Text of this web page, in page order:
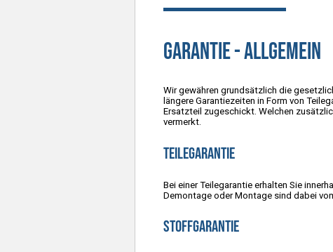
Garantie - allgemein
Wir gewähren grundsätzlich die
längere Garantiezeiten in Form von
Ersatzteil zugeschickt. Welchen
vermerkt.
Teilegarantie
Bei einer Teilegarantie erhalten Sie
Demontage oder Montage sind dabei
Stoffgarantie